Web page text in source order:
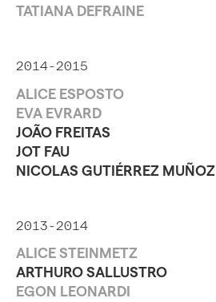
TATIANA DEFRAINE
2014-2015
ALICE ESPOSTO
EVA EVRARD
JOÃO FREITAS
JOT FAU
NICOLAS GUTIÉRREZ MUÑOZ
2013-2014
ALICE STEINMETZ
ARTHURO SALLUSTRO
EGON LEONARDI